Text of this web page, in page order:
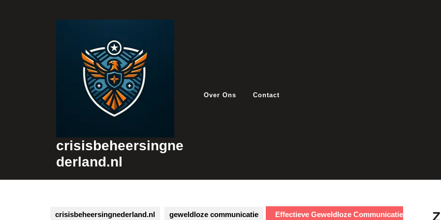
crisisbeheersingne
derland.nl
Over Ons Contact
crisisbeheersingnederland.nl geweldloze communicatie Effectieve Geweldloze Communicatie